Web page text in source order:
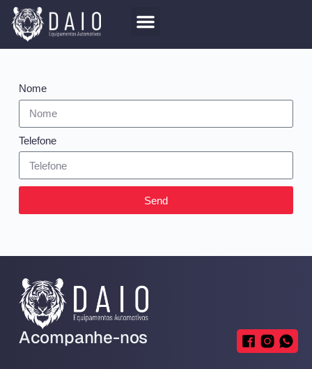
Form Elementor
Nome
Telefone
Send
Acompanhe-nos